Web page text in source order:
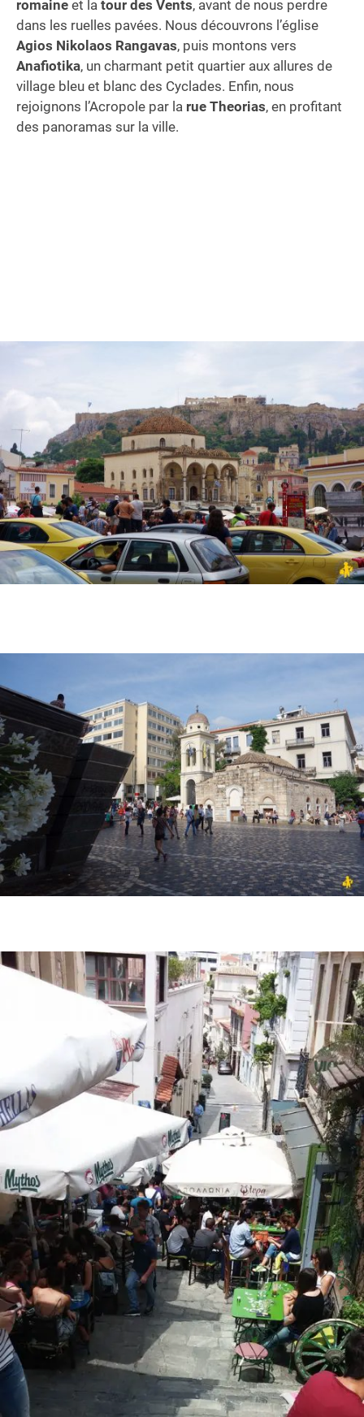
romaine et la tour des Vents, avant de nous perdre
dans les ruelles pavées. Nous découvrons l’église
Agios Nikolaos Rangavas, puis montons vers
Anafiotika, un charmant petit quartier aux allures de
village bleu et blanc des Cyclades. Enfin, nous
rejoignons l’Acropole par la rue Theorias, en profitant
des panoramas sur la ville.